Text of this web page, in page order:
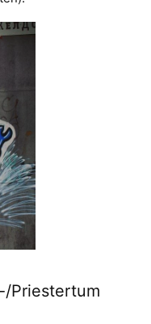
Priestertum